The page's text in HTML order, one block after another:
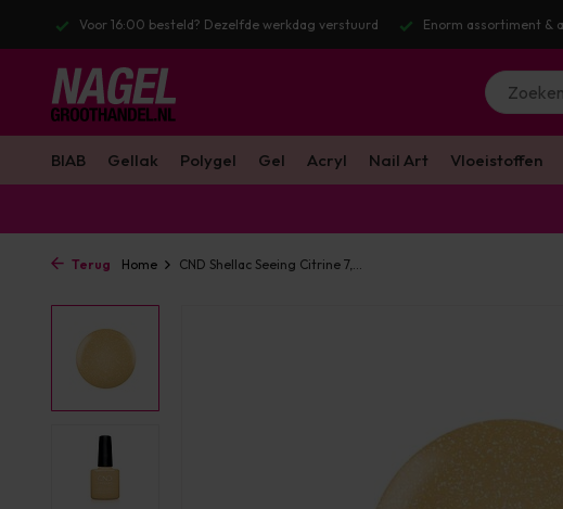
Dezelfde werkdag verstuurd Enorm assortiment & alle bekende merken
BIAB Gellak Polygel Gel Acryl Nail Art Vloeistoffen
Terug Home CND Shellac Seeing Citrine 7,...